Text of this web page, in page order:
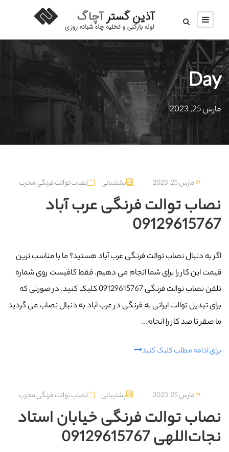
Day
مارس 25, 2023
مارس 25, 2023 پشتیبانی نصاب توالت فرنگی مجرب
نصاب توالت فرنگی عرب‌ آباد
09129615767
اگر به دنبال نصاب توالت فرنگی عرب‌ آباد هستید؟ ما با مناسب ترین
قیمت این کار را برای شما انجام می دهیم. فقط کافیست روی شماره
تلفن نصاب توالت فرنگی 09129615767 کلیک کنید. در صورتی که
برای تبدیل توالت ایرانی به فرنگی در عرب‌ آباد به دنبال نصاب می گردید
ما صفر تا صد کار را انجام...
برای ادامه مطلب کلیک کنید
مارس 25, 2023 پشتیبانی نصاب توالت فرنگی مجرب
نصاب توالت فرنگی خیابان استاد
نجات‌اللهی 09129615767